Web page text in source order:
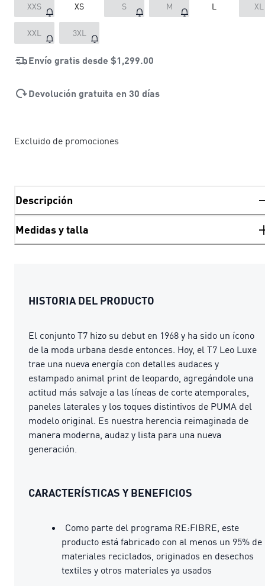
XXS XS S M L XL
XXL 3XL
Envío gratis desde $1,299.00
Devolución gratuita en 30 días
Excluido de promociones
Descripción
Medidas y talla
HISTORIA DEL PRODUCTO
El conjunto T7 hizo su debut en 1968 y ha sido un ícono
de la moda urbana desde entonces. Hoy, el T7 Leo Luxe
trae una nueva energía con detalles audaces y
estampado animal print de leopardo, agregándole una
actitud más salvaje a las líneas de corte atemporales,
paneles laterales y los toques distintivos de PUMA del
modelo original. Es nuestra herencia reimaginada de
manera moderna, audaz y lista para una nueva
generación.
CARACTERÍSTICAS Y BENEFICIOS
Como parte del programa RE:FIBRE, este
producto está fabricado con al menos un 95% de
materiales reciclados, originados en desechos
textiles y otros materiales ya usados